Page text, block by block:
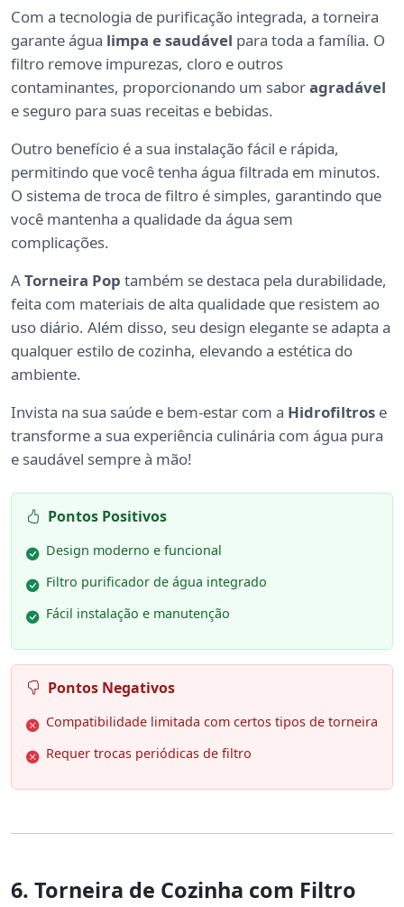
Com a tecnologia de purificação integrada, a torneira
garante água limpa e saudável para toda a família. O
filtro remove impurezas, cloro e outros
contaminantes, proporcionando um saboragradável
e seguro para suas receitas e bebidas.
Outro benefício é a sua instalação fácil e rápida,
permitindo que você tenha água filtrada em minutos.
O sistema de troca de filtro é simples, garantindo que
você mantenha a qualidade da água sem
complicações.
ATorneira Pop também se destaca pela durabilidade,
feita com materiais de alta qualidade que resistem ao
uso diário. Além disso, seu design elegante se adapta a
qualquer estilo de cozinha, elevando a estética do
ambiente.
Invista na sua saúde e bem-estar com a Hidrofiltros e
transforme a sua experiência culinária com água pura
e saudável sempre à mão!
Pontos Positivos
Design moderno e funcional
Filtro purificador de água integrado
Fácil instalação e manutenção
Pontos Negativos
Compatibilidade limitada com certos tipos de torneira
Requer trocas periódicas de filtro
6. Torneira de Cozinha com Filtro